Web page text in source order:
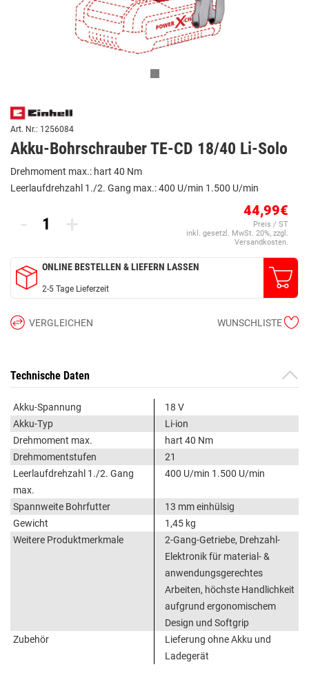
Art. Nr.: 1256084
Akku-Bohrschrauber TE-CD 18/40 Li-Solo
Drehmoment max.: hart 40 Nm
Leerlaufdrehzahl 1./2. Gang max.: 400 U/min 1.500 U/min
- + 44,99€
Preis / ST
inkl. gesetzl. MwSt. 20%, zzgl.
Versandkosten.
ONLINE BESTELLEN & LIEFERN LASSEN
2-5 Tage Lieferzeit
VERGLEICHEN WUNSCHLISTE
Technische Daten
Akku-Spannung
18 V
Akku-Typ
Li-ion
Drehmoment max.
hart 40 Nm
Drehmomentstufen
21
Leerlaufdrehzahl 1./2. Gang
max.
400 U/min 1.500 U/min
Spannweite Bohrfutter
13 mm einhülsig
Gewicht
1,45 kg
Weitere Produktmerkmale
2-Gang-Getriebe, Drehzahl-
Elektronik für material- &
anwendungsgerechtes
Arbeiten, höchste Handlichkeit
aufgrund ergonomischem
Design und Softgrip
Zubehör
Lieferung ohne Akku und
Ladegerät